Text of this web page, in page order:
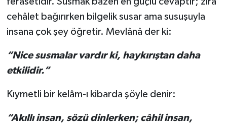
cehâlet bağırırken bilgelik susar ama susuşuyla
insana çok şey öğretir. Mevlânâ der ki:
“Nice susmalar vardır ki, haykırıştan daha
etkilidir.”
Kıymetli bir kelâm-ı kibarda şöyle denir:
“Akıllı insan, sözü dinlerken; câhil insan,